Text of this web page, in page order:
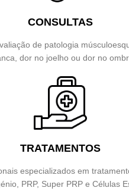
CONSULTAS
de patologia
dor no joelho ou dor no
TRATAMENTOS
especializados em
PRP, Super PRP e Células